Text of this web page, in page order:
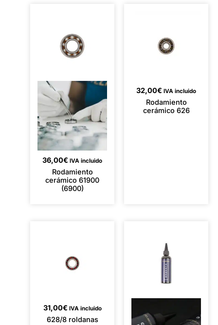
36,00€ IVA incluido
Rodamiento
cerámico 61900
(6900)
32,00€ IVA incluido
Rodamiento
cerámico 626
31,00€ IVA incluido
628/8 roldanas